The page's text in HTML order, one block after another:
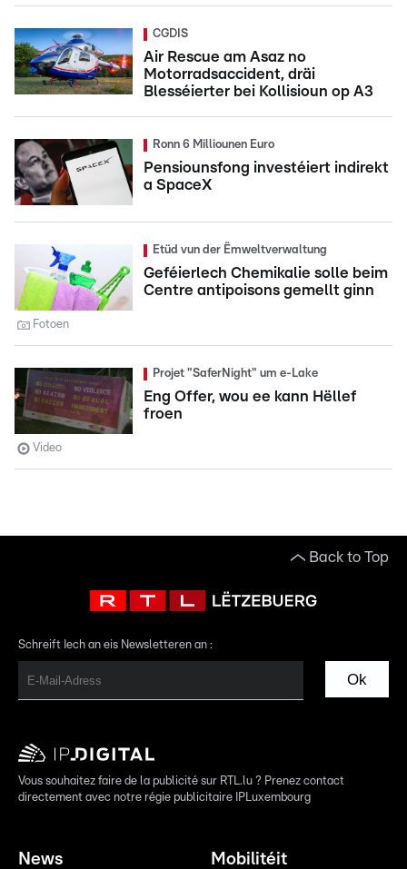
CGDIS
Air Rescue am Asaz no
Motorradsaccident, dräi
Blesséierter bei Kollisioun op A3
Ronn 6 Milliounen Euro
Pensiounsfong investéiert indirekt
a SpaceX
Etüd vun der Ëmweltverwaltung
Geféierlech Chemikalie solle beim
Centre antipoisons gemellt ginn
Fotoen
Projet "SaferNight" um e-Lake
Eng Offer, wou ee kann Hëllef
froen
Video
Back to Top
Schreift Iech an eis Newsletteren an :
Ok
Vous souhaitez faire de la publicité sur RTL.lu ? Prenez contact
directement avec notre régie publicitaire IPLuxembourg
News Mobilitéit